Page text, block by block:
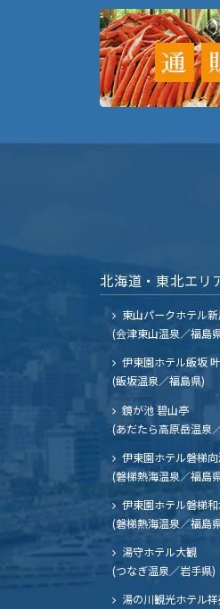
北海道・東北エリ
東山パークホテル
(会津東山温泉／福島
伊東園ホテル飯坂
(飯坂温泉／福島県)
鏡が池 碧山亭
(あだたら高原岳温泉
伊東園ホテル磐梯
(磐梯熱海温泉／福島
伊東園ホテル磐梯
(磐梯熱海温泉／福島
湯守ホテル大観
(つなぎ温泉／岩手県)
湯の川観光ホテル